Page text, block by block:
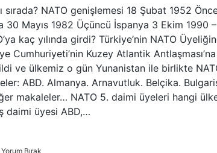
sırada? NATO genişlemesi 18 Şubat 1952
30 Mayıs 1982 Üçüncü İspanya 3 Ekim 1990 –
kaç yılında girdi? Türkiye’nin NATO
Cumhuriyeti’nin Kuzey Atlantik Antlaşması’na
ve ülkemiz o gün Yunanistan ile birlikte
ABD. Almanya. Arnavutluk. Belçika.
makaleler… NATO 5. daimi üyeleri hangi
daimi üyesi ABD,…
Yorum Bırak